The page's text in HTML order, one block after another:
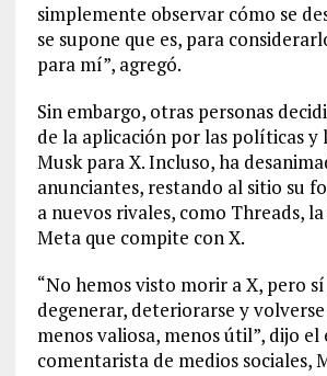
simplemente observar cómo se
se supone que es, para
para mí”, agregó.
Sin embargo, otras personas
de la aplicación por las políticas y
Musk para X. Incluso, ha
anunciantes, restando al sitio su
a nuevos rivales, como Threads,
Meta que compite con X.
“No hemos visto morir a X, pero
degenerar, deteriorarse y
menos valiosa, menos útil”, dijo el
comentarista de medios sociales,